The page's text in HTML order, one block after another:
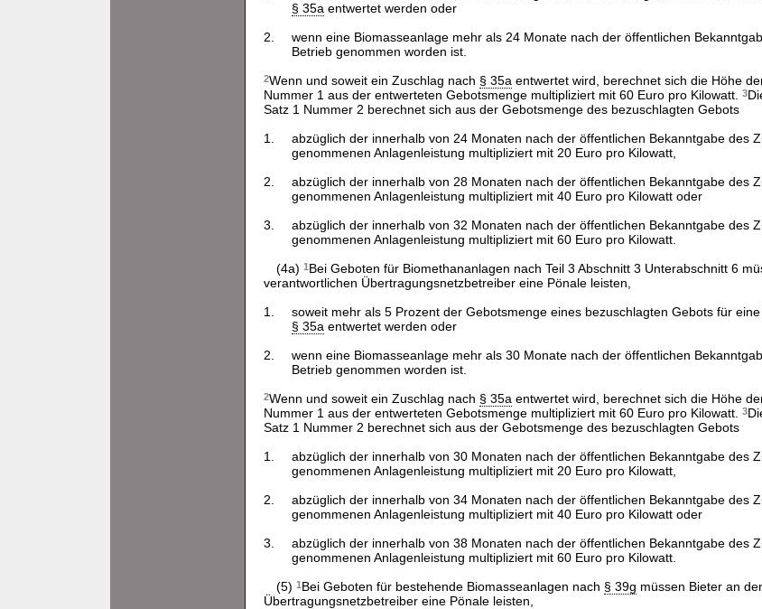
§ 35a entwertet werden oder
2.
wenn eine Biomasseanlage mehr als 24 Monate nach der öffentlichen
Betrieb genommen worden ist.
2Wenn und soweit ein Zuschlag nach § 35a entwertet wird, berechnet sich die Höhe
Nummer 1 aus der entwerteten Gebotsmenge multipliziert mit 60 Euro pro Kilowatt.
3
Satz 1 Nummer 2 berechnet sich aus der Gebotsmenge des bezuschlagten Gebots
1.
abzüglich der innerhalb von 24 Monaten nach der öffentlichen Bekanntgabe des
genommenen Anlagenleistung multipliziert mit 20 Euro pro Kilowatt,
2.
abzüglich der innerhalb von 28 Monaten nach der öffentlichen Bekanntgabe des
genommenen Anlagenleistung multipliziert mit 40 Euro pro Kilowatt oder
3.
abzüglich der innerhalb von 32 Monaten nach der öffentlichen Bekanntgabe des
genommenen Anlagenleistung multipliziert mit 60 Euro pro Kilowatt.
(4a) 1Bei Geboten für Biomethananlagen nach Teil 3 Abschnitt 3 Unterabschnitt 6
verantwortlichen Übertragungsnetzbetreiber eine Pönale leisten,
1.
soweit mehr als 5 Prozent der Gebotsmenge eines bezuschlagten Gebots für
§ 35a entwertet werden oder
2.
wenn eine Biomasseanlage mehr als 30 Monate nach der öffentlichen
Betrieb genommen worden ist.
2Wenn und soweit ein Zuschlag nach § 35a entwertet wird, berechnet sich die Höhe
Nummer 1 aus der entwerteten Gebotsmenge multipliziert mit 60 Euro pro Kilowatt.
3
Satz 1 Nummer 2 berechnet sich aus der Gebotsmenge des bezuschlagten Gebots
1.
abzüglich der innerhalb von 30 Monaten nach der öffentlichen Bekanntgabe des
genommenen Anlagenleistung multipliziert mit 20 Euro pro Kilowatt,
2.
abzüglich der innerhalb von 34 Monaten nach der öffentlichen Bekanntgabe des
genommenen Anlagenleistung multipliziert mit 40 Euro pro Kilowatt oder
3.
abzüglich der innerhalb von 38 Monaten nach der öffentlichen Bekanntgabe des
genommenen Anlagenleistung multipliziert mit 60 Euro pro Kilowatt.
(5) 1Bei Geboten für bestehende Biomasseanlagen nach § 39g müssen Bieter an
Übertragungsnetzbetreiber eine Pönale leisten,